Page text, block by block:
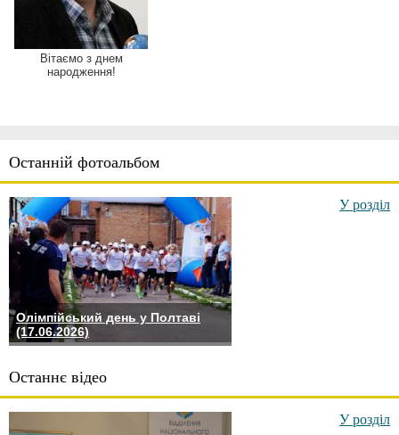
Останній фотоальбом
Олімпійський день у Полтаві
(17.06.2026)
У розділ
Останнє відео
У розділ
Вітаємо з днем
народження!